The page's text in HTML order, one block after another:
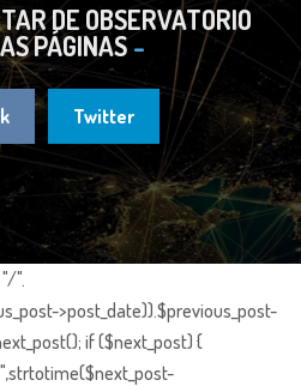
DE OBSERVATORIO
PÁGINAS
Twitter
".
>post_date)).$previous_post-
if ($next_post) {